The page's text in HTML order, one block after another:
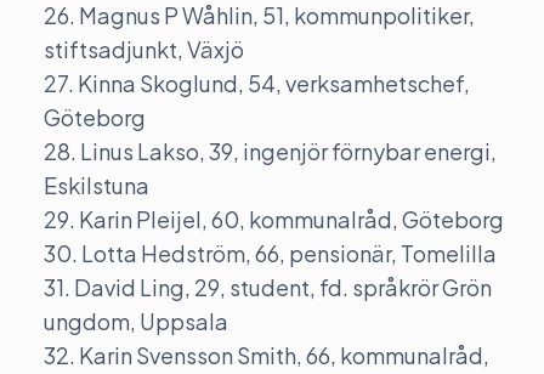
26. Magnus P Wåhlin, 51, kommunpolitiker,
stiftsadjunkt, Växjö
27. Kinna Skoglund, 54, verksamhetschef,
Göteborg
28. Linus Lakso, 39, ingenjör förnybar energi,
Eskilstuna
29. Karin Pleijel, 60, kommunalråd, Göteborg
30. Lotta Hedström, 66, pensionär, Tomelilla
31. David Ling, 29, student, fd. språkrör Grön
ungdom, Uppsala
32. Karin Svensson Smith, 66, kommunalråd,